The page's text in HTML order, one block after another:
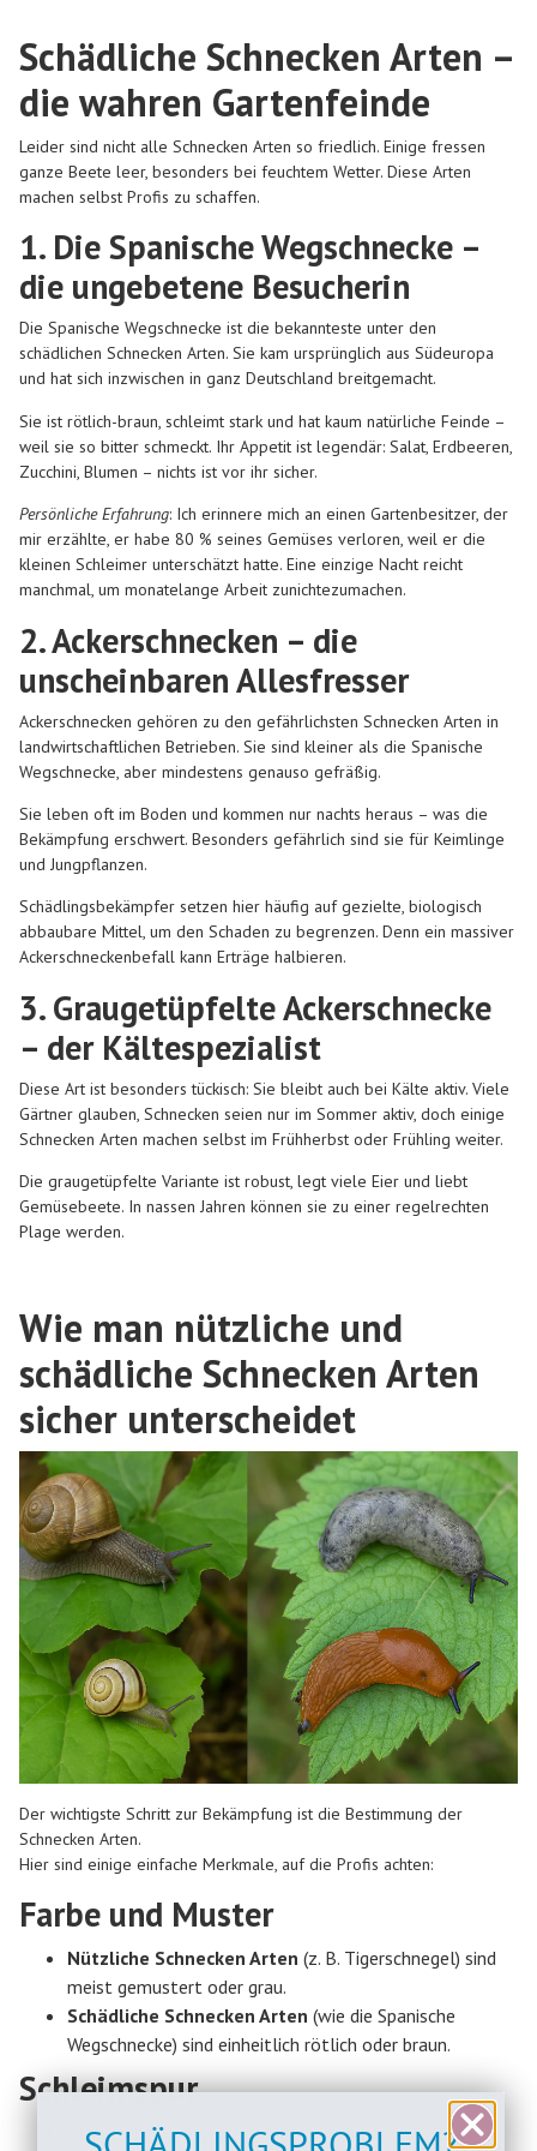
Schädliche Schnecken Arten –
die wahren Gartenfeinde
Leider sind nicht alle Schnecken Arten so friedlich. Einige fressen
ganze Beete leer, besonders bei feuchtem Wetter. Diese Arten
machen selbst Profis zu schaffen.
1. Die Spanische Wegschnecke –
die ungebetene Besucherin
Die Spanische Wegschnecke ist die bekannteste unter den
schädlichen Schnecken Arten. Sie kam ursprünglich aus Südeuropa
und hat sich inzwischen in ganz Deutschland breitgemacht.
Sie ist rötlich-braun, schleimt stark und hat kaum natürliche Feinde –
weil sie so bitter schmeckt. Ihr Appetit ist legendär: Salat, Erdbeeren,
Zucchini, Blumen – nichts ist vor ihr sicher.
Persönliche Erfahrung: Ich erinnere mich an einen Gartenbesitzer, der
mir erzählte, er habe 80 % seines Gemüses verloren, weil er die
kleinen Schleimer unterschätzt hatte. Eine einzige Nacht reicht
manchmal, um monatelange Arbeit zunichtezumachen.
2. Ackerschnecken – die
unscheinbaren Allesfresser
Ackerschnecken gehören zu den gefährlichsten Schnecken Arten in
landwirtschaftlichen Betrieben. Sie sind kleiner als die Spanische
Wegschnecke, aber mindestens genauso gefräßig.
Sie leben oft im Boden und kommen nur nachts heraus – was die
Bekämpfung erschwert. Besonders gefährlich sind sie für Keimlinge
und Jungpflanzen.
Schädlingsbekämpfer setzen hier häufig auf gezielte, biologisch
abbaubare Mittel, um den Schaden zu begrenzen. Denn ein massiver
Ackerschneckenbefall kann Erträge halbieren.
3. Graugetüpfelte Ackerschnecke
– der Kältespezialist
Diese Art ist besonders tückisch: Sie bleibt auch bei Kälte aktiv. Viele
Gärtner glauben, Schnecken seien nur im Sommer aktiv, doch einige
Schnecken Arten machen selbst im Frühherbst oder Frühling weiter.
Die graugetüpfelte Variante ist robust, legt viele Eier und liebt
Gemüsebeete. In nassen Jahren können sie zu einer regelrechten
Plage werden.
Wie man nützliche und
schädliche Schnecken Arten
sicher unterscheidet
Der wichtigste Schritt zur Bekämpfung ist die Bestimmung der
Schnecken Arten.
Hier sind einige einfache Merkmale, auf die Profis achten:
Farbe und Muster
Nützliche Schnecken Arten (z. B. Tigerschnegel) sind
meist gemustert oder grau.
Schädliche Schnecken Arten (wie die Spanische
Wegschnecke) sind einheitlich rötlich oder braun.
Schleimspur
Tigerschnegel und Weinbergschnecken haben klare,